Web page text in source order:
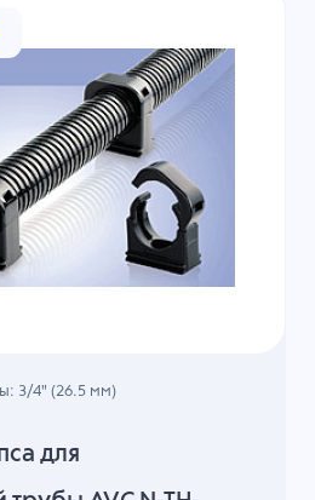
для
3/4" (26.5 мм)